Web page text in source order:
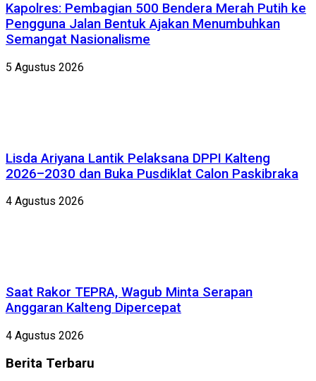
Kapolres: Pembagian 500 Bendera Merah Putih ke
Pengguna Jalan Bentuk Ajakan Menumbuhkan
Semangat Nasionalisme
5 Agustus 2026
Lisda Ariyana Lantik Pelaksana DPPI Kalteng
2026–2030 dan Buka Pusdiklat Calon Paskibraka
4 Agustus 2026
Saat Rakor TEPRA, Wagub Minta Serapan
Anggaran Kalteng Dipercepat
4 Agustus 2026
Berita Terbaru